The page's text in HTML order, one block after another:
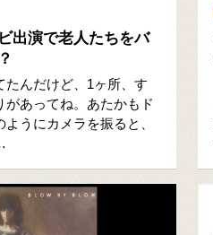
出演で老人たちをバ
たんだけど、1ヶ所、す
があってね。あたかもド
うにカメラを振ると、